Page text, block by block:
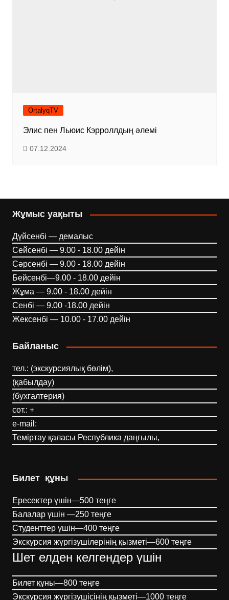
OrtalyqTV
Элис пен Льюис Кэрроллдың әлемі
07.12.2024
Жұмыс уақыты
Дүйсенбі — демалыс
Сейсенбі — 9.00 - 18.00 дейін
Сәрсенбі — 9.00 - 18.00 дейін
Бейсенбі—9.00 - 18.00 дейін
Жұма — 9.00 - 18.00 дейін
Сенбі — 9.00 -18.00 дейін
Жексенбі — 10.00 - 17.00 дейін
Байланыс
тел.: (экскурсиялық бөлім),
(қабылдау)
(бухгалтерия)
сот.: +
e-mail:
Теміртау қаласы Республика даңғылы,
Билет құны
Ересектер үшін—500 теңге
Балалар үшін —250 теңге
Студенттер үшін—400 теңге
Экскурсия жүргізушілерінің қызметі—600 теңге
Шет елден келгендер үшін
Билет құны—800 теңге
Экскурсия жүргізушісінің қызметі—1000 теңге